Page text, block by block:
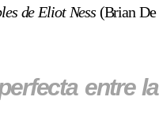
de Eliot Ness(Brian De
entre